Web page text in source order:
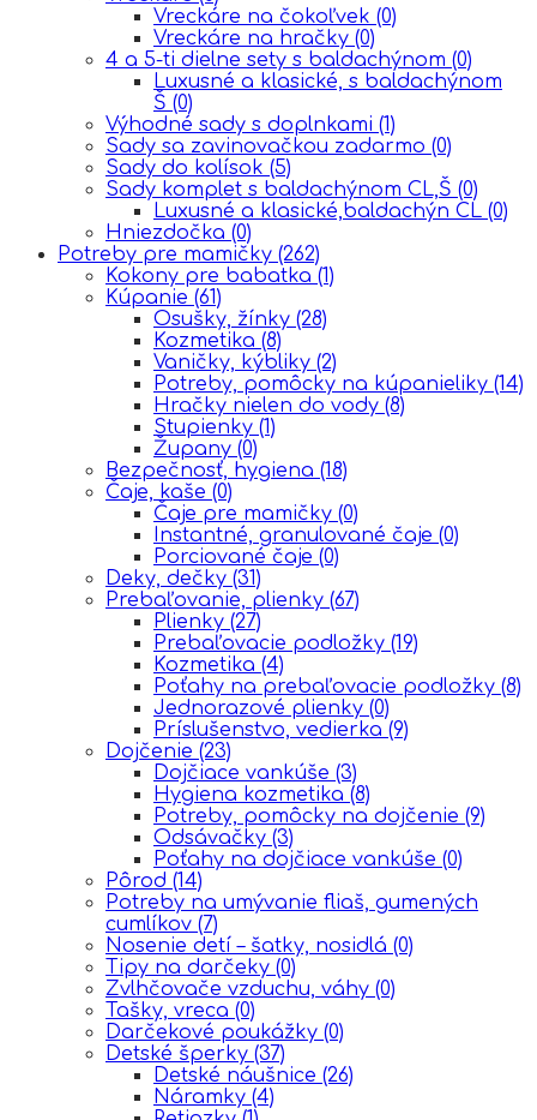
Vreckáre na čokoľvek (0)
Vreckáre na hračky (0)
4 a 5-ti dielne sety s baldachýnom (0)
Luxusné a klasické, s baldachýnom
Š (0)
Výhodné sady s doplnkami (1)
Sady sa zavinovačkou zadarmo (0)
Sady do kolísok (5)
Sady komplet s baldachýnom CL,Š (0)
Luxusné a klasické,baldachýn CL (0)
Hniezdočka (0)
Potreby pre mamičky (262)
Kokony pre babatka (1)
Kúpanie (61)
Osušky, žínky (28)
Kozmetika (8)
Vaničky, kýbliky (2)
Potreby, pomôcky na kúpanieliky (14)
Hračky nielen do vody (8)
Stupienky (1)
Župany (0)
Bezpečnosť, hygiena (18)
Čaje, kaše (0)
Čaje pre mamičky (0)
Instantné, granulované čaje (0)
Porciované čaje (0)
Deky, dečky (31)
Prebaľovanie, plienky (67)
Plienky (27)
Prebaľovacie podložky (19)
Kozmetika (4)
Poťahy na prebaľovacie podložky (8)
Jednorazové plienky (0)
Príslušenstvo, vedierka (9)
Dojčenie (23)
Dojčiace vankúše (3)
Hygiena kozmetika (8)
Potreby, pomôcky na dojčenie (9)
Odsávačky (3)
Poťahy na dojčiace vankúše (0)
Pôrod (14)
Potreby na umývanie fliaš, gumených
cumlíkov (7)
Nosenie detí – šatky, nosidlá (0)
Tipy na darčeky (0)
Zvlhčovače vzduchu, váhy (0)
Tašky, vreca (0)
Darčekové poukážky (0)
Detské šperky (37)
Detské náušnice (26)
Náramky (4)